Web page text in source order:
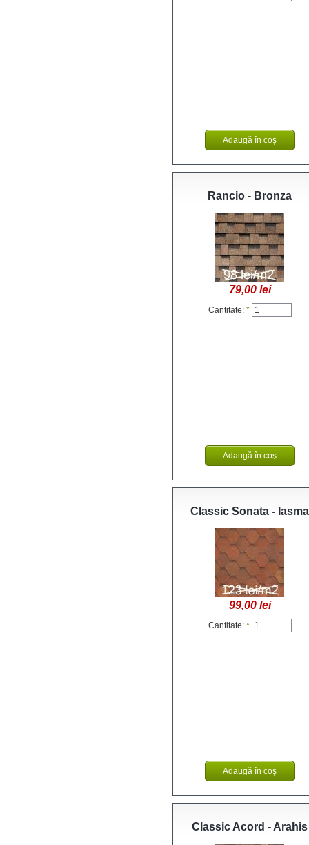
Rancio - Bronza
79,00 lei
Cantitate: *
Classic Sonata - Iasma
99,00 lei
Cantitate: *
Classic Acord - Arahis